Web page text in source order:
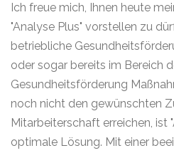
Ich freue mich, Ihnen heute
"Analyse Plus" vorstellen zu
betriebliche
oder sogar bereits im Bereich
Gesundheitsförderung
noch nicht den gewünschten
Mitarbeiterschaft erreichen, ist
optimale Lösung. Mit einer